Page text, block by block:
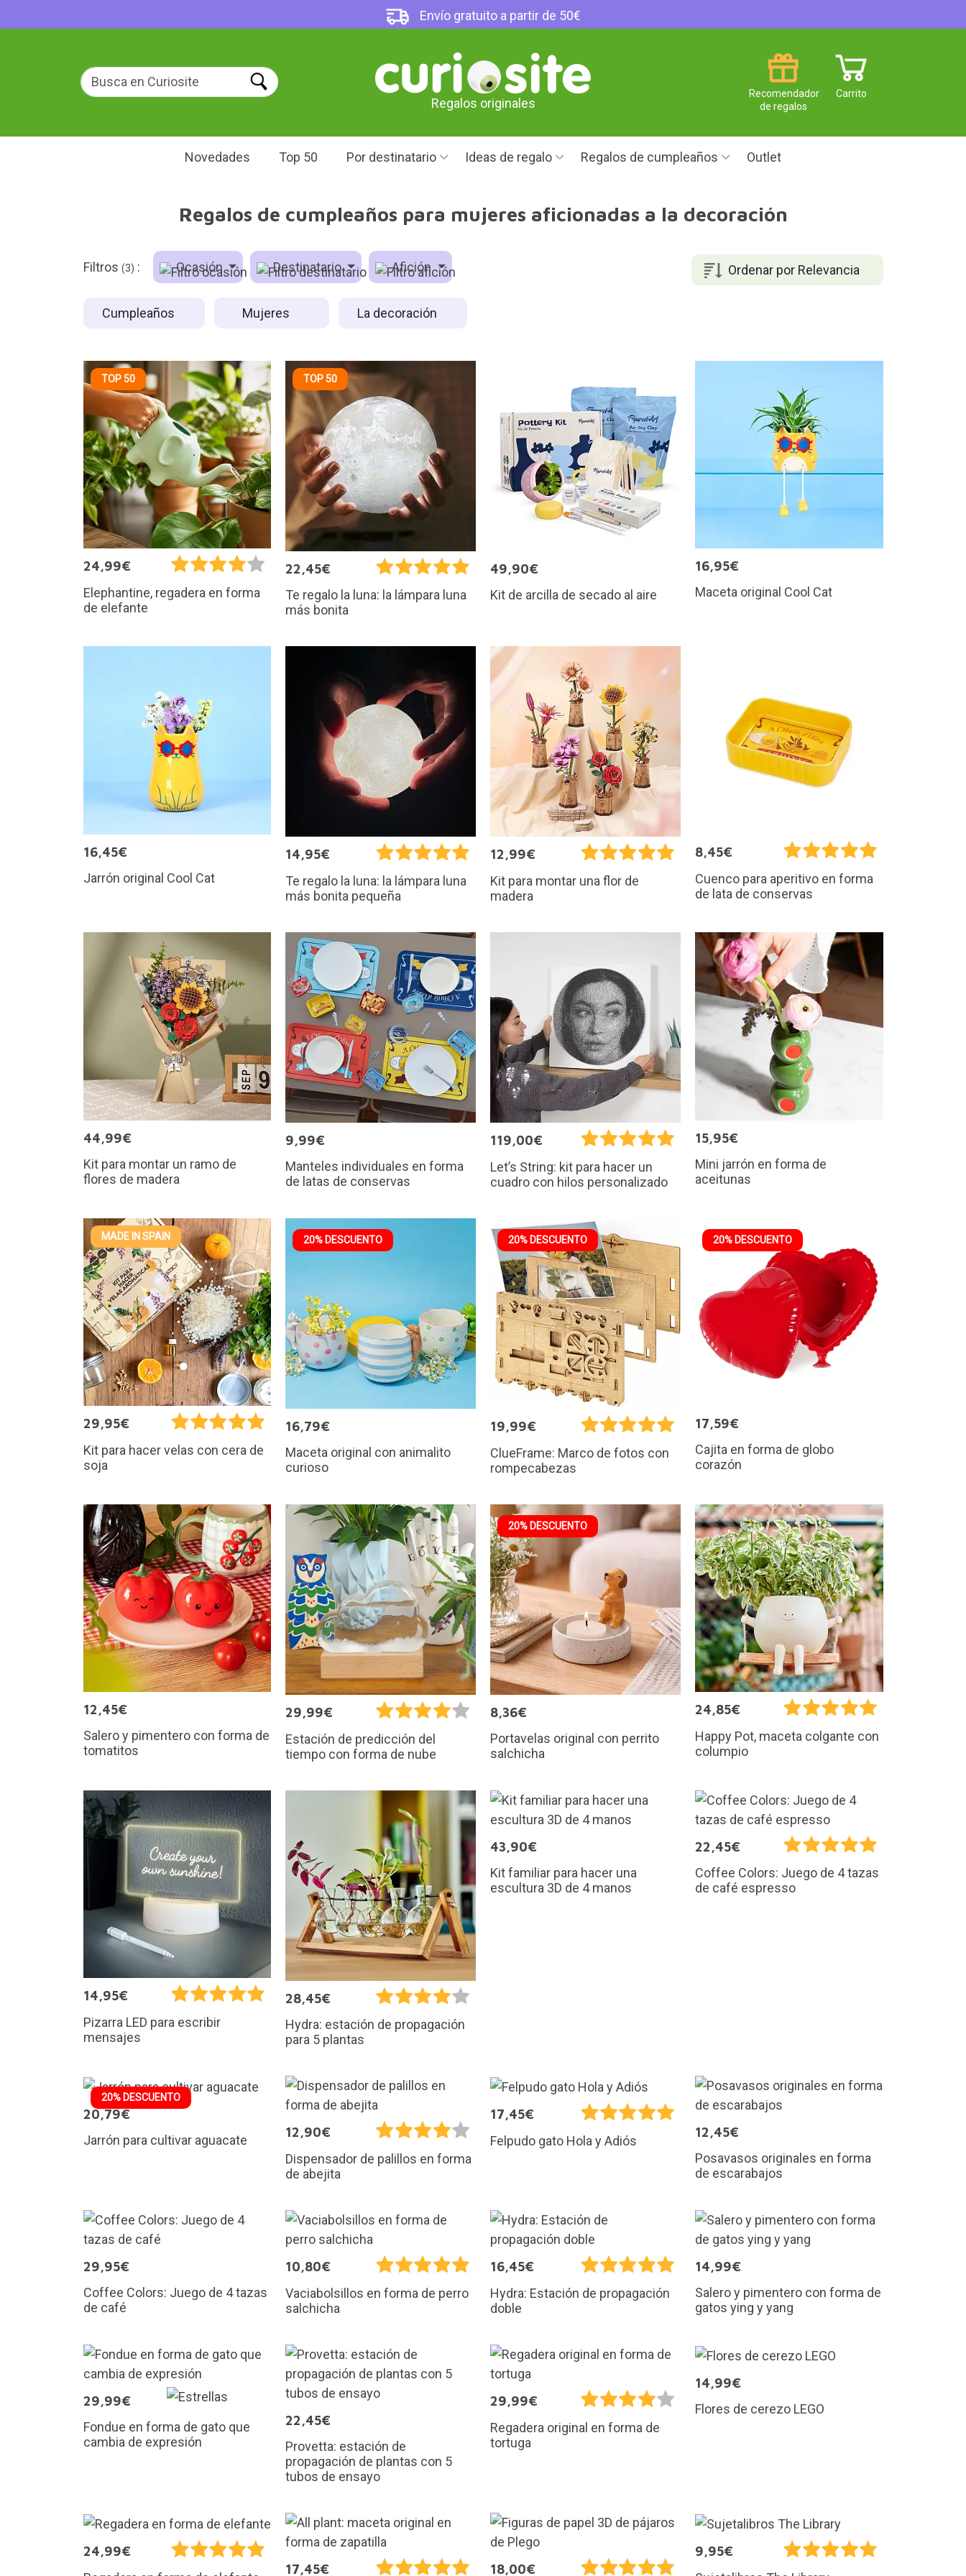
Envío gratuito a partir de 50€
Regalos originales
Carrito
Recomendador
de regalos
Novedades Top 50 Por destinatario Ideas de regalo Regalos de cumpleaños Outlet
Regalos de cumpleaños para mujeres aficionadas a la decoración
Ordenar por Relevancia
Filtros (3) : Ocasión Destinatario Afición
Cumpleaños Mujeres La decoración
TOP 50
24,99€
Elephantine, regadera en forma
de elefante
TOP 50
22,45€
Te regalo la luna: la lámpara luna
más bonita
49,90€
Kit de arcilla de secado al aire
16,95€
Maceta original Cool Cat
16,45€
Jarrón original Cool Cat
14,95€
Te regalo la luna: la lámpara luna
más bonita pequeña
12,99€
Kit para montar una flor de
madera
8,45€
Cuenco para aperitivo en forma
de lata de conservas
44,99€
Kit para montar un ramo de
flores de madera
9,99€
Manteles individuales en forma
de latas de conservas
119,00€
Let’s String: kit para hacer un
cuadro con hilos personalizado
15,95€
Mini jarrón en forma de
aceitunas
MADE IN SPAIN
29,95€
Kit para hacer velas con cera de
soja
20% DESCUENTO
16,79€
Maceta original con animalito
curioso
20% DESCUENTO
19,99€
ClueFrame: Marco de fotos con
rompecabezas
20% DESCUENTO
17,59€
Cajita en forma de globo
corazón
12,45€
Salero y pimentero con forma de
tomatitos
29,99€
Estación de predicción del
tiempo con forma de nube
20% DESCUENTO
8,36€
Portavelas original con perrito
salchicha
24,85€
Happy Pot, maceta colgante con
columpio
14,95€
Pizarra LED para escribir
mensajes
28,45€
Hydra: estación de propagación
para 5 plantas
43,90€
Kit familiar para hacer una
escultura 3D de 4 manos
22,45€
Coffee Colors: Juego de 4 tazas
de café espresso
20% DESCUENTO
20,79€
Jarrón para cultivar aguacate
12,90€
Dispensador de palillos en forma
de abejita
17,45€
Felpudo gato Hola y Adiós
12,45€
Posavasos originales en forma
de escarabajos
29,95€
Coffee Colors: Juego de 4 tazas
de café
10,80€
Vaciabolsillos en forma de perro
salchicha
16,45€
Hydra: Estación de propagación
doble
14,99€
Salero y pimentero con forma de
gatos ying y yang
29,99€
Fondue en forma de gato que
cambia de expresión
22,45€
Provetta: estación de
propagación de plantas con 5
tubos de ensayo
29,99€
Regadera original en forma de
tortuga
14,99€
Flores de cerezo LEGO
24,99€
17,45€ 18,00€
9,95€